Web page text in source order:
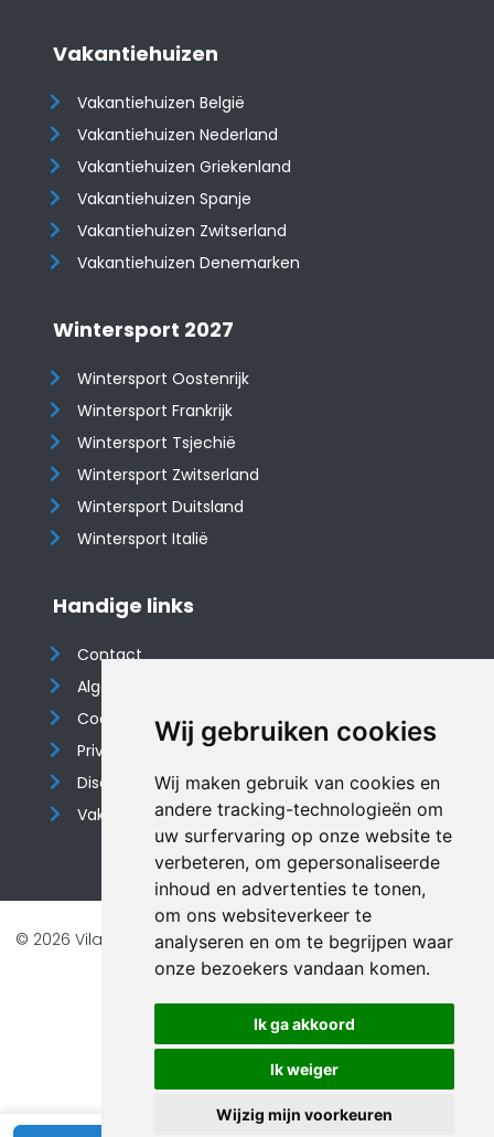
Wij gebruiken cookies
Wij maken gebruik van cookies en
andere tracking-technologieën om
uw surfervaring op onze website te
verbeteren, om gepersonaliseerde
inhoud en advertenties te tonen,
om ons websiteverkeer te
analyseren en om te begrijpen waar
onze bezoekers vandaan komen.
Ik ga akkoord
Ik weiger
Wijzig mijn voorkeuren
Vakantiehuizen
Vakantiehuizen België
Vakantiehuizen Nederland
Vakantiehuizen Griekenland
Vakantiehuizen Spanje
​​​​​​​Vakantiehuizen Zwitserland
Vakantiehuizen Denemarken
Wintersport 2027
Wintersport Oostenrijk
Wintersport Frankrijk
Wintersport Tsjechië
Wintersport Zwitserland
Wintersport Duitsland
Wintersport Italië
Handige links
Contact
Algemene voorwaarden
Cookieverklaring
Privacyverklaring
Disclaimer
Vakantiehuis website
© 2026 Vilando Vakantiehuizen |Website door FalcoTravel
Veilig online betalen met